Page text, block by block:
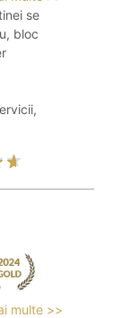
se
bloc
multe >>